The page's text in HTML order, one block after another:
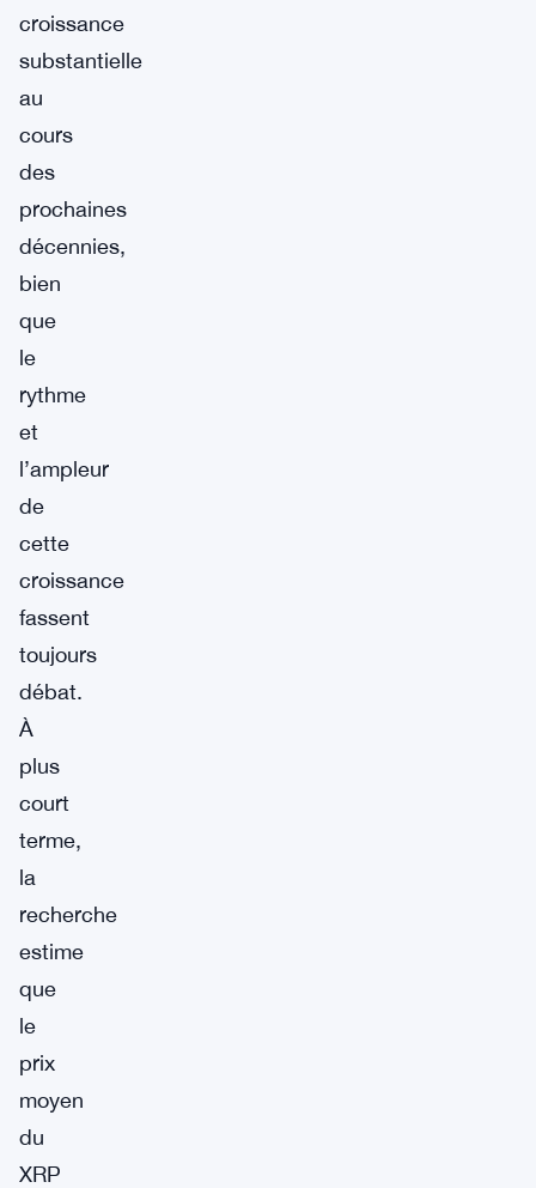
croissance
substantielle
au
cours
des
prochaines
décennies,
bien
que
le
rythme
et
l’ampleur
de
cette
croissance
fassent
toujours
débat.
À
plus
court
terme,
la
recherche
estime
que
le
prix
moyen
du
XRP